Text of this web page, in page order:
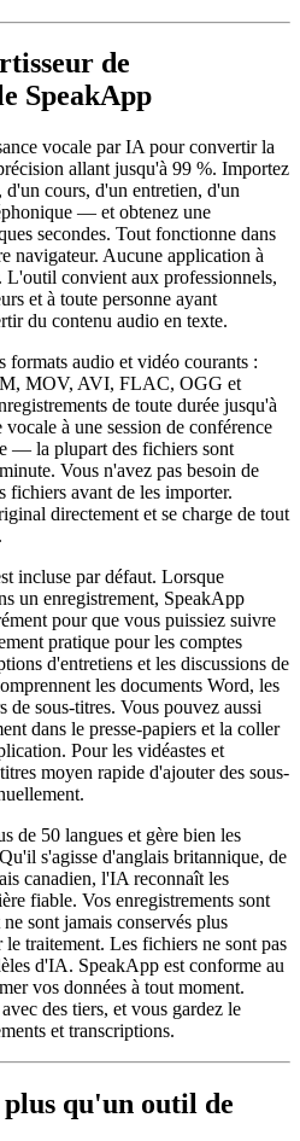
de
SpeakApp
vocale par IA pour convertir la
allant jusqu'à 99 %. Importez
cours, d'un entretien, d'un
— et obtenez une
secondes. Tout fonctionne dans
navigateur. Aucune application à
L'outil convient aux professionnels,
et à toute personne ayant
du contenu audio en texte.
audio et vidéo courants :
MOV, AVI, FLAC, OGG et
de toute durée jusqu'à
à une session de conférence
— la plupart des fichiers sont
Vous n'avez pas besoin de
fichiers avant de les importer.
directement et se charge de tout
incluse par défaut. Lorsque
un enregistrement, SpeakApp
pour que vous puissiez suivre
pratique pour les comptes
d'entretiens et les discussions de
les documents Word, les
sous-titres. Vous pouvez aussi
dans le presse-papiers et la coller
Pour les vidéastes et
moyen rapide d'ajouter des sous-
de 50 langues et gère bien les
s'agisse d'anglais britannique, de
canadien, l'IA reconnaît les
fiable. Vos enregistrements sont
sont jamais conservés plus
traitement. Les fichiers ne sont pas
d'IA. SpeakApp est conforme au
vos données à tout moment.
des tiers, et vous gardez le
et transcriptions.
plus qu'un outil de